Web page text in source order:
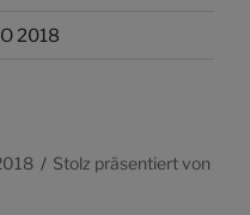
2018
Stolz präsentiert von